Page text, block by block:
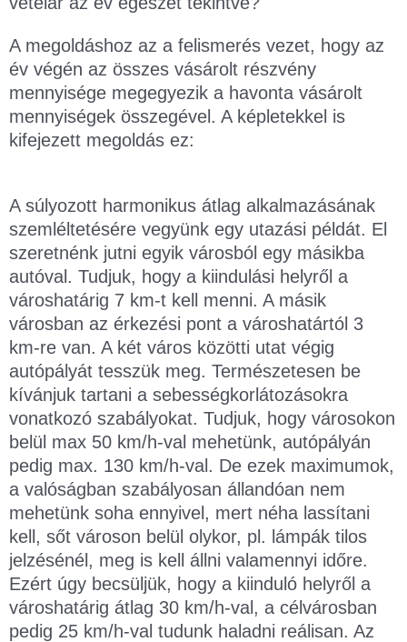
A megoldáshoz az a felismerés vezet, hogy az
év végén az összes vásárolt részvény
mennyisége megegyezik a havonta vásárolt
mennyiségek összegével. A képletekkel is
kifejezett megoldás ez:
A súlyozott harmonikus átlag alkalmazásának
szemléltetésére vegyünk egy utazási példát. El
szeretnénk jutni egyik városból egy másikba
autóval. Tudjuk, hogy a kiindulási helyről a
városhatárig 7 km-t kell menni. A másik
városban az érkezési pont a városhatártól 3
km-re van. A két város közötti utat végig
autópályát tesszük meg. Természetesen be
kívánjuk tartani a sebességkorlátozásokra
vonatkozó szabályokat. Tudjuk, hogy városokon
belül max 50 km/h-val mehetünk, autópályán
pedig max. 130 km/h-val. De ezek maximumok,
a valóságban szabályosan állandóan nem
mehetünk soha ennyivel, mert néha lassítani
kell, sőt városon belül olykor, pl. lámpák tilos
jelzésénél, meg is kell állni valamennyi időre.
Ezért úgy becsüljük, hogy a kiinduló helyről a
városhatárig átlag 30 km/h-val, a célvárosban
pedig 25 km/h-val tudunk haladni reálisan. Az